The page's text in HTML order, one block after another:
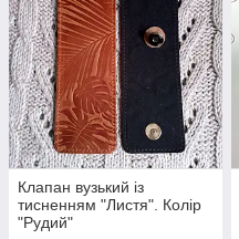
Клапан вузький із
тисненням "Листя". Колір
"Рудий"